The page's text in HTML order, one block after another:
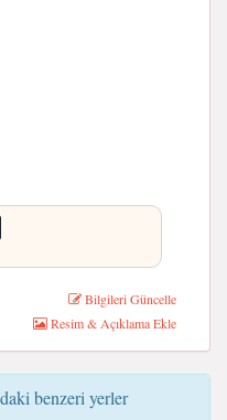
Bilgileri Güncelle
Resim & Açıklama Ekle
benzeri yerler